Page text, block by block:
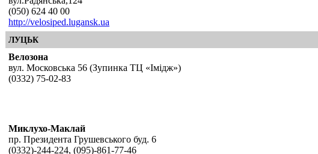
(050) 624 40 00
http://velosiped.lugansk.ua
ЛУЦЬК
Велозона
вул. Московська 56 (Зупинка ТЦ «Імідж»)
(0332) 75-02-83
Миклухо-Маклай
пр. Президента Грушевського буд. 6
(0332)-244-224, (095)-861-77-46